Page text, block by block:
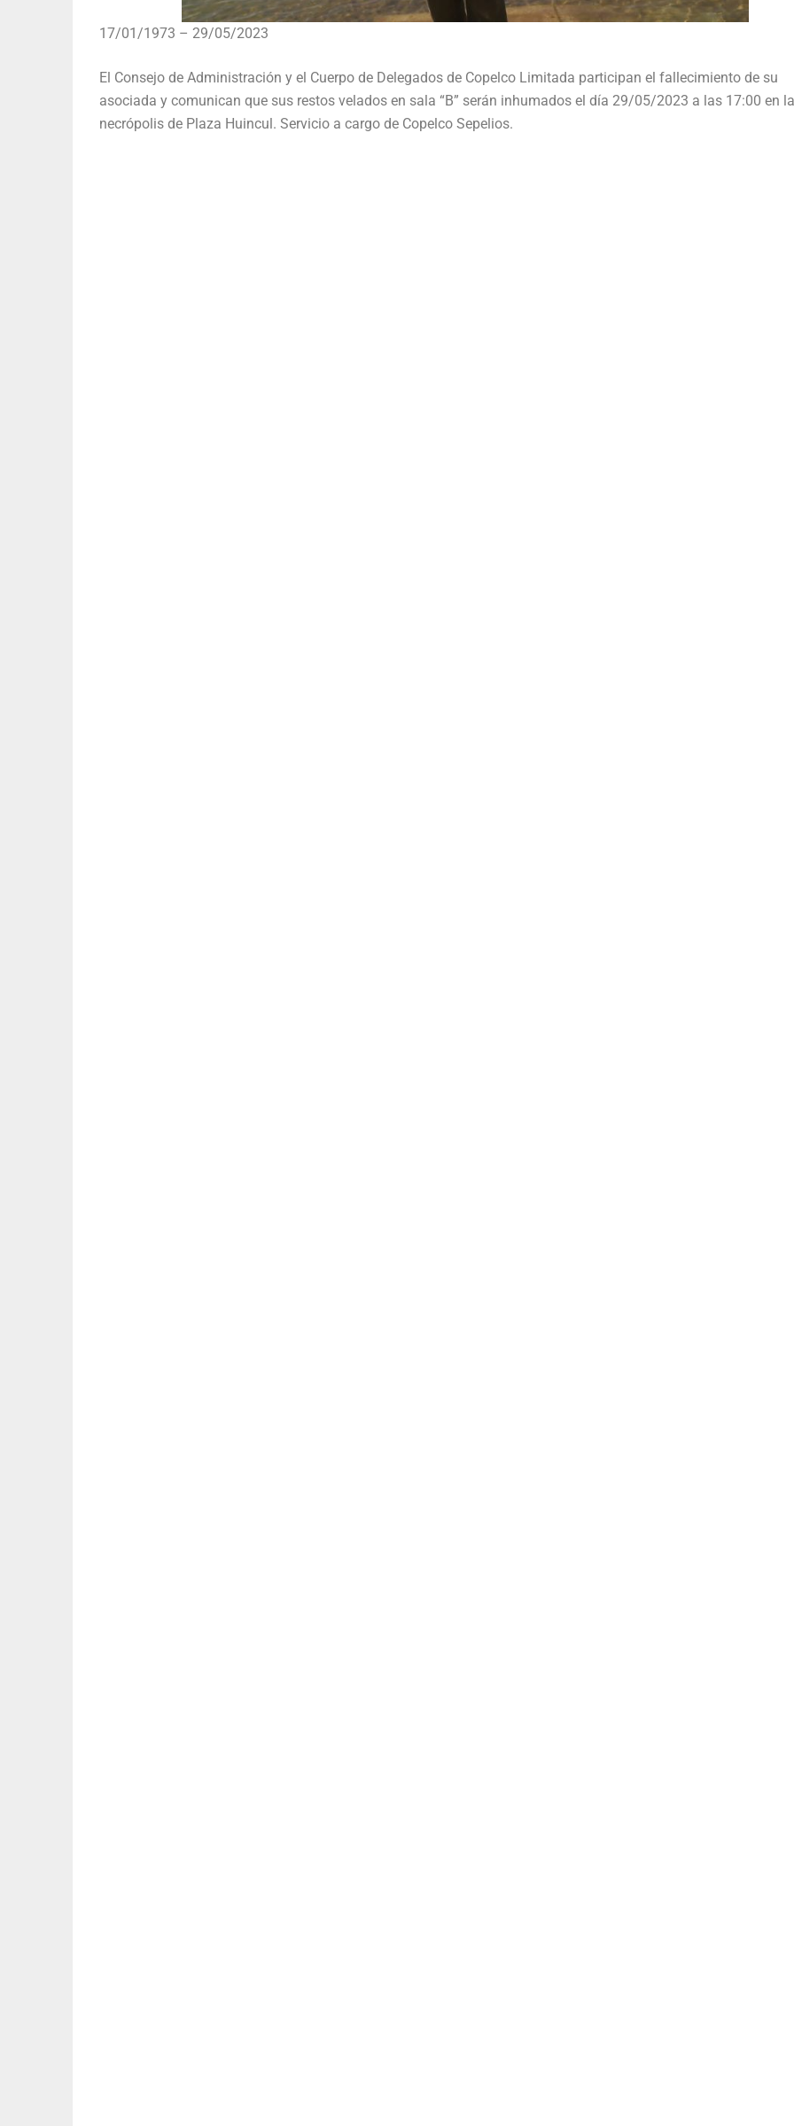
17/01/1973 – 29/05/2023
El Consejo de Administración y el Cuerpo de Delegados de Copelco Limitada participan el fallecimiento de su
asociada y comunican que sus restos velados en sala “B” serán inhumados el día 29/05/2023 a las 17:00 en la
necrópolis de Plaza Huincul. Servicio a cargo de Copelco Sepelios.